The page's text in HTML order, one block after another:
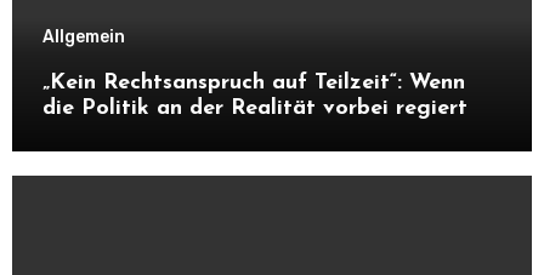
Allgemein
„Kein Rechtsanspruch auf Teilzeit“: Wenn
die Politik an der Realität vorbei regiert